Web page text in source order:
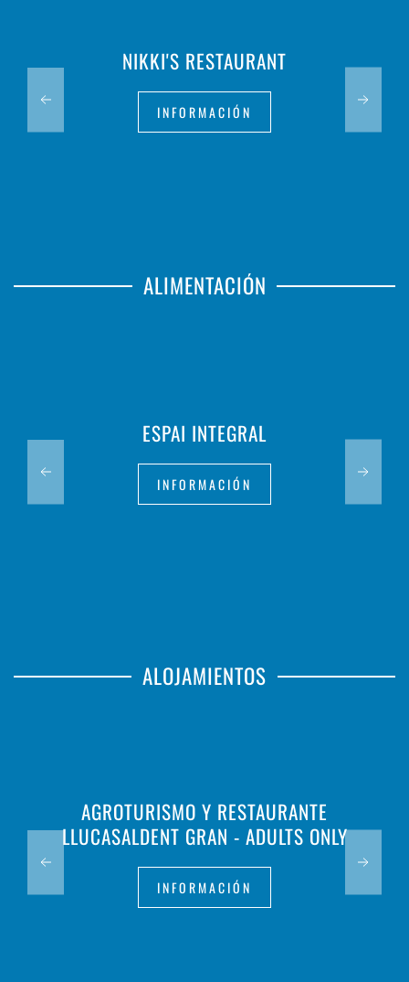
HOTEL & RESTAURANTE LOAR
INFORMACIÓN
ALIMENTACIÓN
TURRONERO
INFORMACIÓN
ALOJAMIENTOS
HOTEL RURAL BINIGAUS VELL
INFORMACIÓN